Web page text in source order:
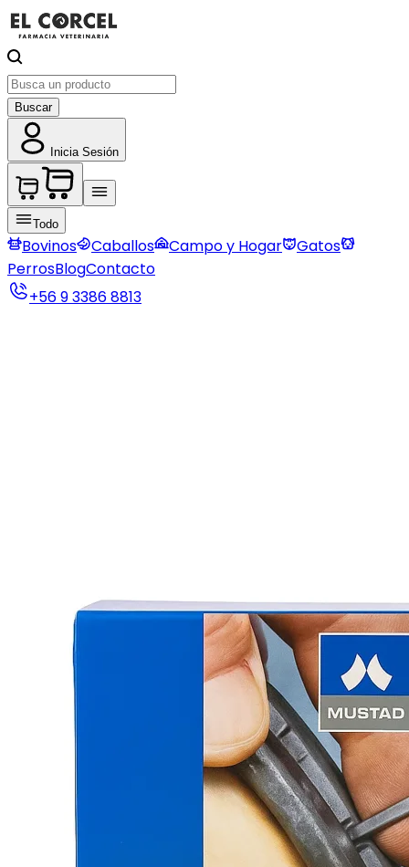
Buscar
Inicia Sesión
Todo
Bovinos Caballos Campo y Hogar
Gatos
PerrosBlogContacto
+56 9 3386 8813